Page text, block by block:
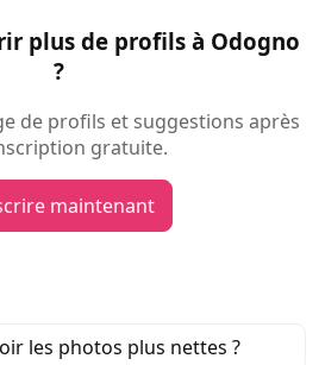
plus de profils à Odogno
?
de profils et suggestions après
gratuite.
maintenant
les photos plus nettes ?